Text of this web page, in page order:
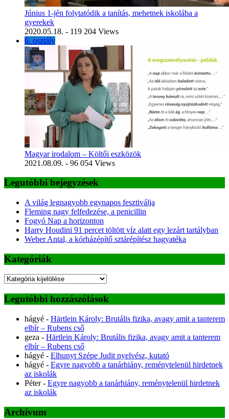
Június 1-jén folytatódik a tanítás, mehetnek iskolába a
gyerekek
2020.05.18. - 119 204 Views
6. osztály
Magyar irodalom – Költői eszközök
2021.08.09. - 96 054 Views
Legutóbbi bejegyzések
A világ legnagyobb egynapos fesztiválja
Fleming nagy felfedezése, a penicillin
Fogyó Nap a horizonton
Harry Houdini 91 percet töltött víz alatt egy lezárt tartályban
Weber Antal, a kórházépítő sztárépítész hagyatéka
Kategóriák
Kategóriák
Legutóbbi hozzászólások
hágyé - Härtlein Károly: Brutális fizika, avagy amit a tanterem
elbír – Rubens cső
geza - Härtlein Károly: Brutális fizika, avagy amit a tanterem
elbír – Rubens cső
hágyé - Elhunyt Szépe Judit nyelvész, kutató
hágyé - Egyre nagyobb a tanárhiány, reménytelenül hirdetnek
az iskolák
Péter- Egyre nagyobb a tanárhiány, reménytelenül hirdetnek
az iskolák
Archívum